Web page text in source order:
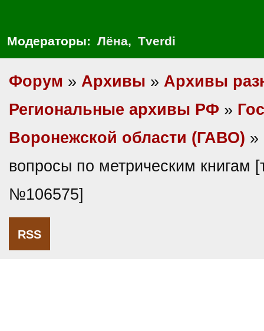
Модераторы: Лёна, Tverdi
Форум » Архивы » Архивы
Региональные архивы РФ »
Воронежской области (ГАВО) »
вопросы по метрическим книгам
№106575]
RSS